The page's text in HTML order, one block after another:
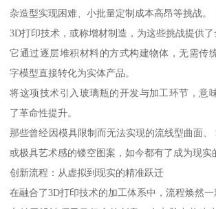
杂造型实现困难、小批量定制成本高昂等挑战。
3D打印技术，或称增材制造，为这些挑战提供了
它通过逐层堆积材料的方式构建物体，无需传
字模型直接转化为实体产品。
将这项技术引入玻璃瓶的开发与加工环节，意
了革命性提升。
那些曾经因模具限制而无法实现的流线型曲面、
或极具艺术感的镂空图案，如今都有了成为现实
创新流程：从虚拟到现实的精准跃迁
在融合了3D打印技术的加工体系中，流程焕然一